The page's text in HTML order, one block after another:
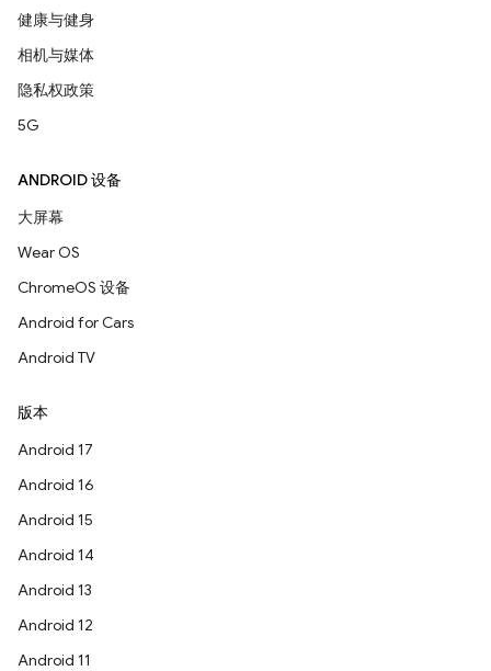
健康与健身
相机与媒体
隐私权政策
5G
ANDROID 设备
大屏幕
Wear OS
ChromeOS 设备
Android for Cars
Android TV
版本
Android 17
Android 16
Android 15
Android 14
Android 13
Android 12
Android 11